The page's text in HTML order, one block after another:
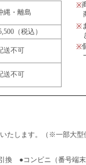
縄・離島
（税込）
送不可
送不可
※
※
※
します。（※一部大型
●コンビニ（番号端末